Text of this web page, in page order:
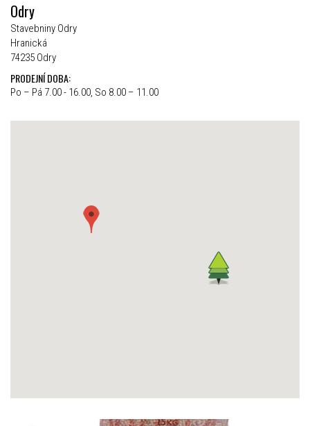
Odry
Stavebniny Odry
Hranická
74235 Odry
PRODEJNÍ DOBA:
Po – Pá 7.00 - 16.00, So 8.00 – 11.00